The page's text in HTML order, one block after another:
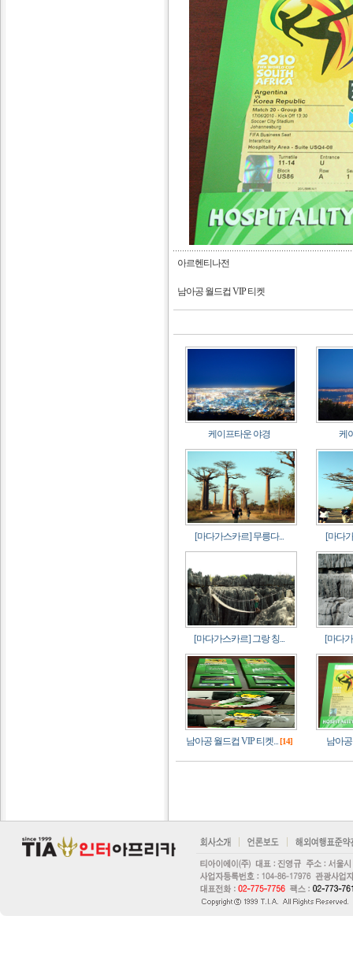
아르헨티나전
남아공 월드컵 VIP 티켓
케이프타운 야경 케
[마다가스카르] 무릉다... [마다
[마다가스카르] 그랑 칭... [마다
남아공 월드컵 VIP 티켓... [14] 남아